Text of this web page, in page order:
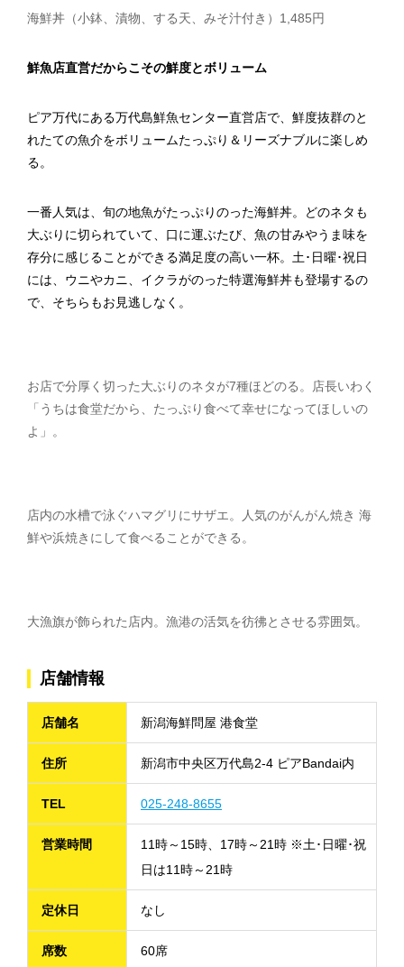
海鮮丼（小鉢、漬物、する天、みそ汁付き）1,485円
鮮魚店直営だからこその鮮度とボリューム
ピア万代にある万代島鮮魚センター直営店で、鮮度抜群のと
れたての魚介をボリュームたっぷり＆リーズナブルに楽しめ
る。
一番人気は、旬の地魚がたっぷりのった海鮮丼。どのネタも
大ぶりに切られていて、口に運ぶたび、魚の甘みやうま味を
存分に感じることができる満足度の高い一杯。土･日曜･祝日
には、ウニやカニ、イクラがのった特選海鮮丼も登場するの
で、そちらもお見逃しなく。
お店で分厚く切った大ぶりのネタが7種ほどのる。店長いわく
「うちは食堂だから、たっぷり食べて幸せになってほしいの
よ」。
店内の水槽で泳ぐハマグリにサザエ。人気のがんがん焼き 海
鮮や浜焼きにして食べることができる。
大漁旗が飾られた店内。漁港の活気を彷彿とさせる雰囲気。
店舗情報
店舗名 新潟海鮮問屋 港食堂
住所 新潟市中央区万代島2-4 ピアBandai内
TEL 025-248-8655
営業時間
11時～15時、17時～21時 ※土･日曜･祝
日は11時～21時
定休日 なし
席数 60席